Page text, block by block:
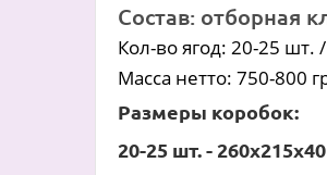
Состав: отборная
Кол-во ягод: 20-25 шт.
Масса нетто: 750-800
Размеры коробок:
20-25 шт. - 260х215х40